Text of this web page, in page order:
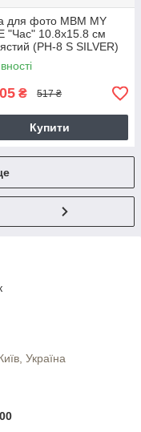
для фото МВМ MY
"Час" 10.8х15.8 см
(PH-8 S SILVER)
₴ 517 ₴
Купити
Україна